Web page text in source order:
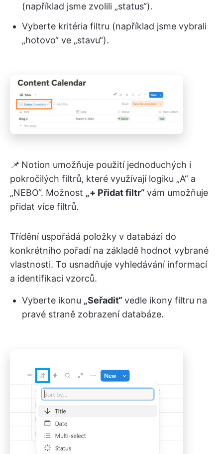
(například jsme zvolili „status“).
Vyberte kritéria filtru (například jsme vybrali
„hotovo“ ve „stavu“).
📌 Notion umožňuje použití jednoduchých i
pokročilých filtrů, které využívají logiku „A“ a
„NEBO“. Možnost „+ Přidat filtr“ vám umožňuje
přidat více filtrů.
Třídění uspořádá položky v databázi do
konkrétního pořadí na základě hodnot vybrané
vlastnosti. To usnadňuje vyhledávání informací
a identifikaci vzorců.
Vyberte ikonu „Seřadit“ vedle ikony filtru na
pravé straně zobrazení databáze.